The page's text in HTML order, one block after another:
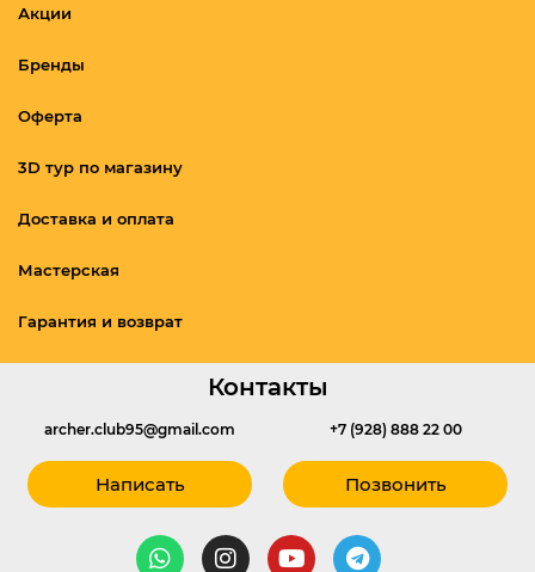
Акции
Бренды
Оферта
3D тур по магазину
Доставка и оплата
Мастерская
Гарантия и возврат
Контакты
archer.club95@gmail.com
Написать
+7 (928) 888 22 00
Позвонить